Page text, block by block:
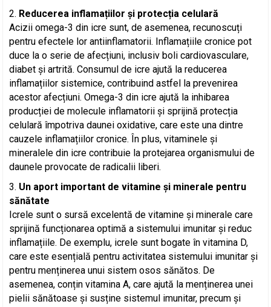
Reducerea inflamațiilor și protecția celulară
Acizii omega-3 din icre sunt, de asemenea, recunoscuți
pentru efectele lor antiinflamatorii. Inflamațiile cronice pot
duce la o serie de afecțiuni, inclusiv boli cardiovasculare,
diabet și artrită. Consumul de icre ajută la reducerea
inflamațiilor sistemice, contribuind astfel la prevenirea
acestor afecțiuni. Omega-3 din icre ajută la inhibarea
producției de molecule inflamatorii și sprijină protecția
celulară împotriva daunei oxidative, care este una dintre
cauzele inflamațiilor cronice. În plus, vitaminele și
mineralele din icre contribuie la protejarea organismului de
daunele provocate de radicalii liberi.
Un aport important de vitamine și minerale pentru
sănătate
Icrele sunt o sursă excelentă de vitamine și minerale care
sprijină funcționarea optimă a sistemului imunitar și reduc
inflamațiile. De exemplu, icrele sunt bogate în vitamina D,
care este esențială pentru activitatea sistemului imunitar și
pentru menținerea unui sistem osos sănătos. De
asemenea, conțin vitamina A, care ajută la menținerea unei
pielii sănătoase și susține sistemul imunitar, precum și